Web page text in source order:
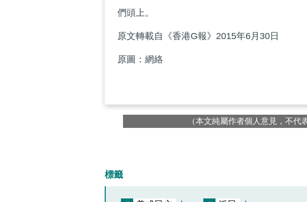
們頭上。
原文轉載自《香港G報》2015年6月30日
原圖：網絡
（本文純屬作者個人意見，不代
標籤